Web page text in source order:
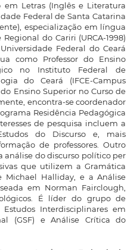
em Letras (Inglês e Literatura
Federal de Santa Catarina
especialização em língua
do Cariri (URCA-1998)
Federal do Ceará
como Professor do Ensino
no Instituto Federal de
do Ceará (IFCE-Campus
Ensino Superior no Curso de
encontra-se coordenador
Residência Pedagógica
de pesquisa incluem a
do Discurso e, mais
de professores. Outro
análise do discurso político per
que utilizem a Gramática
Michael Halliday, e a Análise
em Norman Fairclough,
É líder do grupo de
Estudos Interdisciplinares em
(GSF) e Análise Crítica do